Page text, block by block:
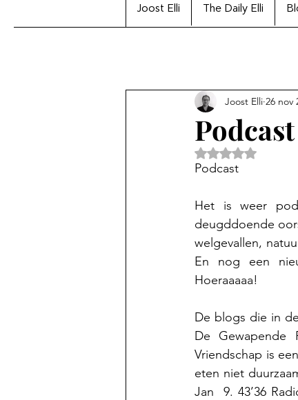
Joost Elli The Daily Elli
Joost Elli 26 nov
Beoordeeld
Podcast
Het is weer
deugddoende
welgevallen,
En nog een
Hoeraaaaa!
De blogs die in
De Gewapende
Vriendschap is
eten niet
Jan  9. 43’36